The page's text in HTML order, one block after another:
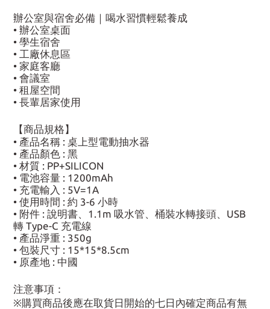
辦公室與宿舍必備｜喝水習慣輕鬆養成
• 辦公室桌面
• 學生宿舍
• 工廠休息區
• 家庭客廳
• 會議室
• 租屋空間
• 長輩居家使用
【商品規格】
• 產品名稱 : 桌上型電動抽水器
• 產品顏色 : 黑
• 材質 : PP+SILICON
• 電池容量 : 1200mAh
• 充電輸入 : 5V=1A
• 使用時間 : 約 3-6 小時
• 附件 : 說明書、1.1m 吸水管、桶裝水轉接頭、USB
轉 Type-C 充電線
• 產品淨重 : 350g
• 包裝尺寸 : 15*15*8.5cm
• 原產地 : 中國
注意事項：
※購買商品後應在取貨日開始的七日內確定商品有無